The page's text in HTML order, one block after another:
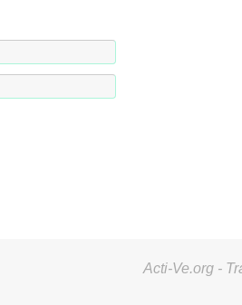
Acti-Ve.org -